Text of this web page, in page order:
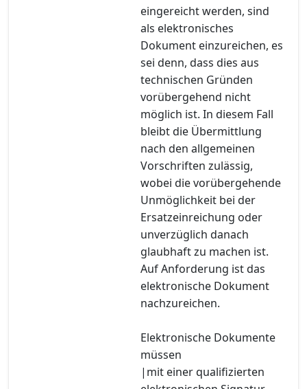
eingereicht werden, sind
als elektronisches
Dokument einzureichen, es
sei denn, dass dies aus
technischen Gründen
vorübergehend nicht
möglich ist. In diesem Fall
bleibt die Übermittlung
nach den allgemeinen
Vorschriften zulässig,
wobei die vorübergehende
Unmöglichkeit bei der
Ersatzeinreichung oder
unverzüglich danach
glaubhaft zu machen ist.
Auf Anforderung ist das
elektronische Dokument
nachzureichen.
Elektronische Dokumente
müssen
|mit einer qualifizierten